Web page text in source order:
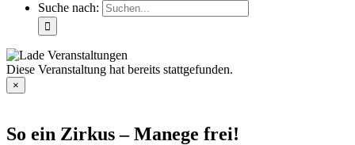
Suche nach:
Diese Veranstaltung hat bereits stattgefunden.
×
So ein Zirkus – Manege frei!